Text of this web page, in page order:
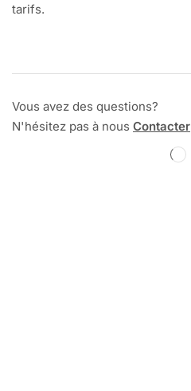
tarifs.
Vous avez des questions?
N'hésitez pas à nous Contacter